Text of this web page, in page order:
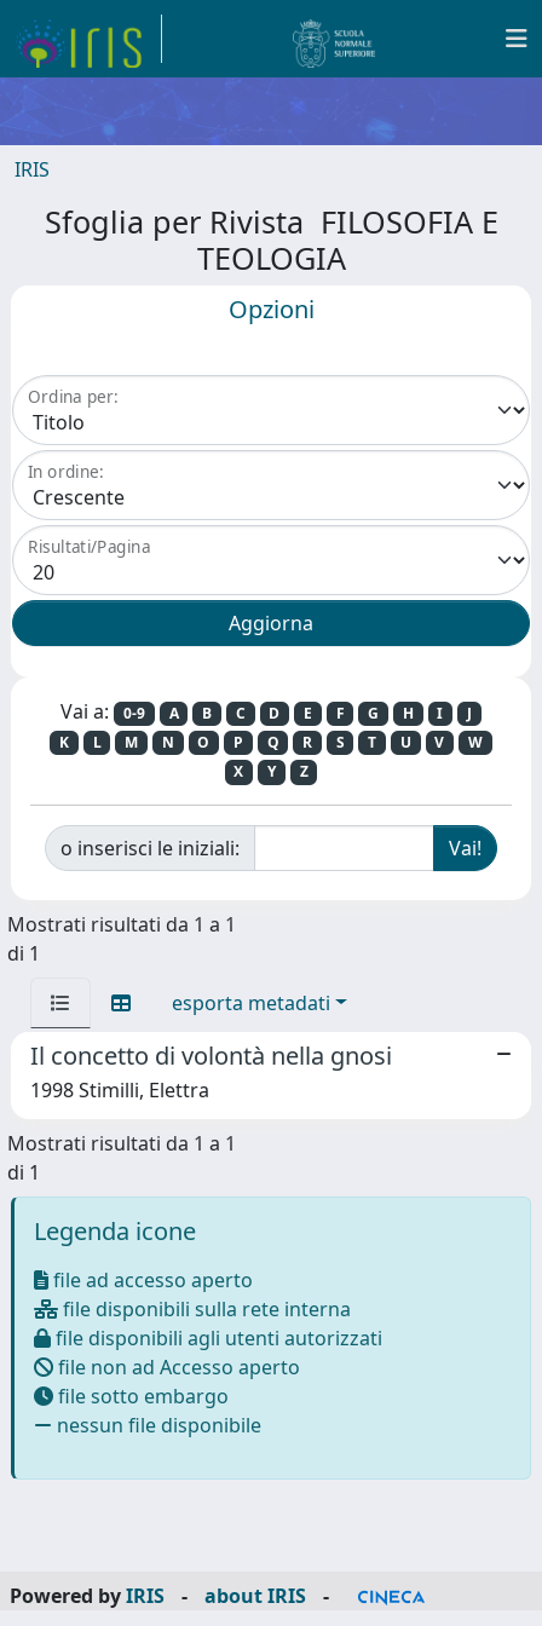
IRIS
Sfoglia per Rivista FILOSOFIA E
TEOLOGIA
Opzioni
Ordina per:
In ordine:
Risultati/Pagina
Vai a: 0-9 A B C D E F G H I
J
K
L M N O P Q R S T U V
W
X
Y Z
o inserisci le iniziali:
Mostrati risultati da 1 a 1
di 1
esporta metadati
Il concetto di volontà nella gnosi
1998 Stimilli, Elettra
Mostrati risultati da 1 a 1
di 1
Legenda icone
file ad accesso aperto
file disponibili sulla rete interna
file disponibili agli utenti autorizzati
file non ad Accesso aperto
file sotto embargo
nessun file disponibile
Powered byIRIS - about IRIS
-